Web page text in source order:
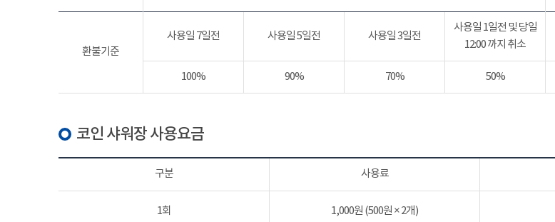
환불기준
사용일 7일전 사용일 5일전 사용일 3일전
사용일 1일전 및 당일
12:00 까지 취소
100% 90% 70% 50%
코인 샤워장 사용요금
구분 사용료
1회 1,000원 (500원 × 2개)